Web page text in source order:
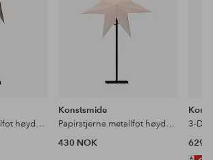
Papirstjerne metallfot høyde 80 cm
Konstsmide
Papirstjerne metallfot høyde 65 cm
430 NOK
629